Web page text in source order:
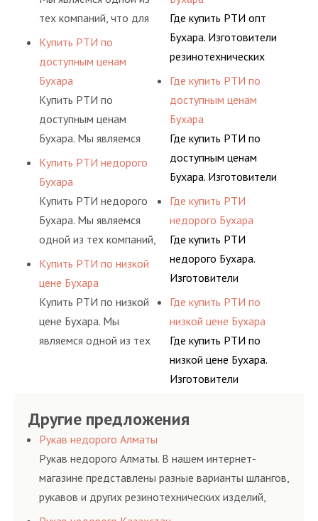
возможность покупки
расчет.
тех компаний, что для
Вашего удобства
предусмотрели
возможность покупки
товаров за доступный
расчет.
Купить РТИ по
доступным ценам
Бухара
Купить РТИ по
доступным ценам
Бухара. Мы являемся
одной из тех компаний,
что для Вашего
удобства
предусмотрели
возможность покупки
расчет.
Купить РТИ недорого
Бухара
Купить РТИ недорого
Бухара. Мы являемся
одной из тех компаний,
что для Вашего
удобства
предусмотрели
возможность покупки
товаров за доступный
Купить РТИ по низкой
цене Бухара
Купить РТИ по низкой
цене Бухара. Мы
являемся одной из тех
возможность покупки
товаров за доступный
расчет.
природный каучук,
латекс,
поливинилхлорид,
полиамид.
продукции из
натурального и
искусственного сырья,
искусственный и
природный каучук,
латекс,
поливинилхлорид,
полиамид.
Где купить РТИ опт
Бухара. Изготовители
резинотехнических
изделий выпускают
широкий спектр
продукции из
натурального и
искусственного сырья,
такого как:
природный каучук,
латекс,
поливинилхлорид,
полиамид.
Где купить РТИ по
доступным ценам
Бухара
Где купить РТИ по
доступным ценам
Бухара. Изготовители
резинотехнических
изделий выпускают
широкий спектр
продукции из
натурального и
такого как:
искусственный и
природный каучук,
Где купить РТИ
недорого Бухара
Где купить РТИ
недорого Бухара.
Изготовители
резинотехнических
изделий выпускают
широкий спектр
продукции из
натурального и
Где купить РТИ по
низкой цене Бухара
Где купить РТИ по
низкой цене Бухара.
Изготовители
изделий выпускают
продукции из
натурального и
искусственного сырья,
Другие предложения
Рукав недорого Алматы
Рукав недорого Алматы. В нашем интернет-
магазине представлены разные варианты шлангов,
рукавов и других резинотехнических изделий,
соответствующих ГОСТам, техническим условиям